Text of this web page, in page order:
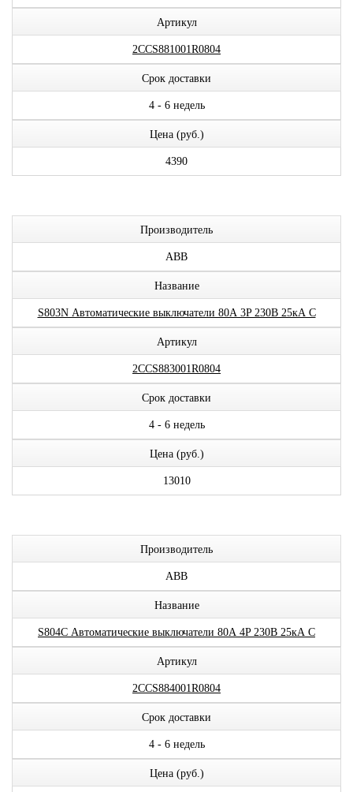
Артикул
2CCS881001R0804
Срок доставки
4 - 6 недель
Цена (руб.)
4390
Производитель
ABB
Название
S803N Автоматические выключатели 80А 3P 230В 25кА C
Артикул
2CCS883001R0804
Срок доставки
4 - 6 недель
Цена (руб.)
13010
Производитель
ABB
Название
S804С Автоматические выключатели 80А 4P 230В 25кА C
Артикул
2CCS884001R0804
Срок доставки
4 - 6 недель
Цена (руб.)